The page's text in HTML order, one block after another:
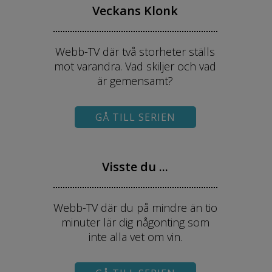
Veckans Klonk
Webb-TV där två storheter ställs
mot varandra. Vad skiljer och vad
är gemensamt?
GÅ TILL SERIEN
Visste du ...
Webb-TV där du på mindre än tio
minuter lär dig någonting som
inte alla vet om vin.